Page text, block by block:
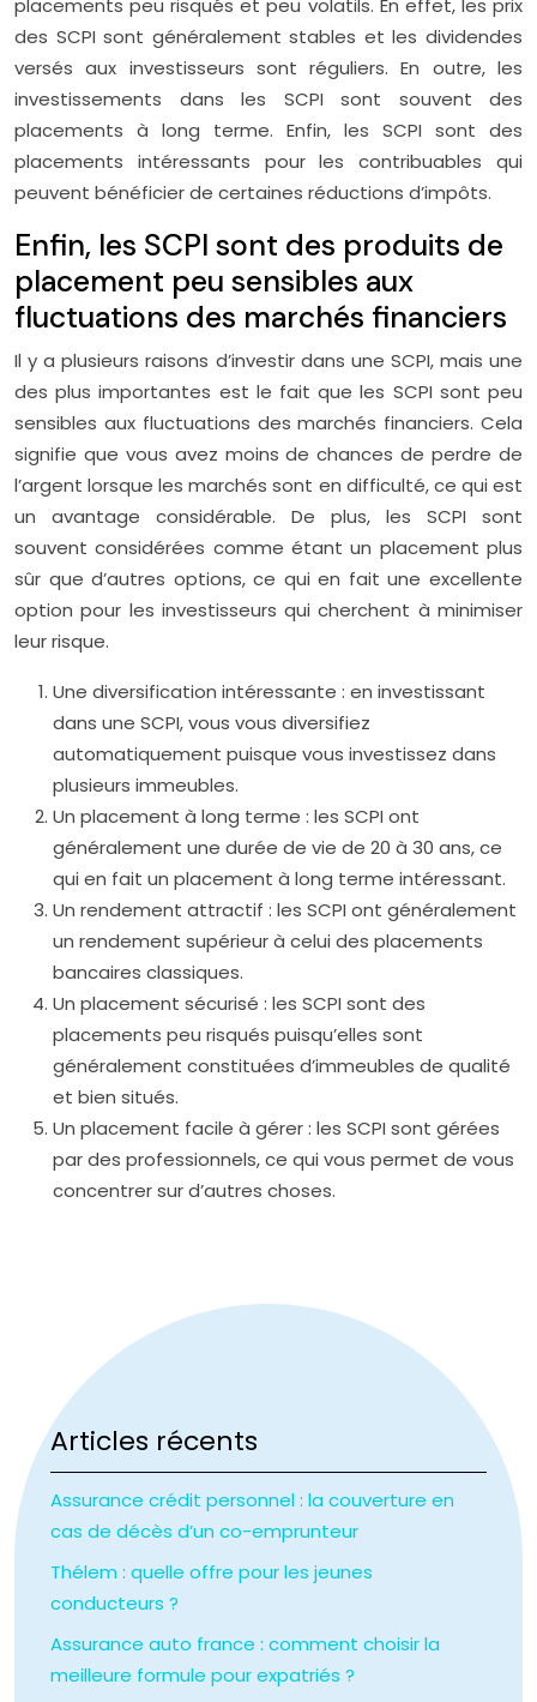
placements peu risqués et peu volatils. En effet, les prix
des SCPI sont généralement stables et les dividendes
versés aux investisseurs sont réguliers. En outre, les
investissements dans les SCPI sont souvent des
placements à long terme. Enfin, les SCPI sont des
placements intéressants pour les contribuables qui
peuvent bénéficier de certaines réductions d’impôts.
Enfin, les SCPI sont des produits de
placement peu sensibles aux
fluctuations des marchés financiers
Il y a plusieurs raisons d’investir dans une SCPI, mais une
des plus importantes est le fait que les SCPI sont peu
sensibles aux fluctuations des marchés financiers. Cela
signifie que vous avez moins de chances de perdre de
l’argent lorsque les marchés sont en difficulté, ce qui est
un avantage considérable. De plus, les SCPI sont
souvent considérées comme étant un placement plus
sûr que d’autres options, ce qui en fait une excellente
option pour les investisseurs qui cherchent à minimiser
leur risque.
Une diversification intéressante : en investissant
dans une SCPI, vous vous diversifiez
automatiquement puisque vous investissez dans
plusieurs immeubles.
Un placement à long terme : les SCPI ont
généralement une durée de vie de 20 à 30 ans, ce
qui en fait un placement à long terme intéressant.
Un rendement attractif : les SCPI ont généralement
un rendement supérieur à celui des placements
bancaires classiques.
Un placement sécurisé : les SCPI sont des
placements peu risqués puisqu’elles sont
généralement constituées d’immeubles de qualité
et bien situés.
Un placement facile à gérer : les SCPI sont gérées
par des professionnels, ce qui vous permet de vous
concentrer sur d’autres choses.
Articles récents
Assurance crédit personnel : la couverture en
cas de décès d’un co-emprunteur
Thélem : quelle offre pour les jeunes
conducteurs ?
Assurance auto france : comment choisir la
meilleure formule pour expatriés ?